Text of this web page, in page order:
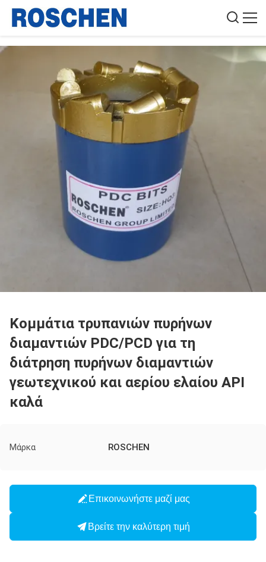
Κομμάτια τρυπανιών πυρήνων
διαμαντιών PDC/PCD για τη
διάτρηση πυρήνων διαμαντιών
γεωτεχνικού και αερίου ελαίου API
καλά
Μάρκα ROSCHEN
Επικοινωνήστε μαζί μας
Βρείτε την καλύτερη τιμή